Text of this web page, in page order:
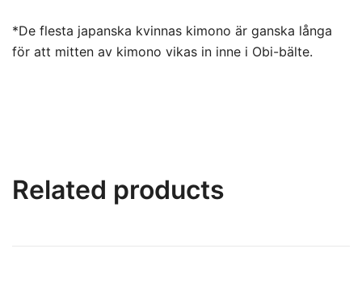
*De flesta japanska kvinnas kimono är ganska långa
för att mitten av kimono vikas in inne i Obi-bälte.
Related products